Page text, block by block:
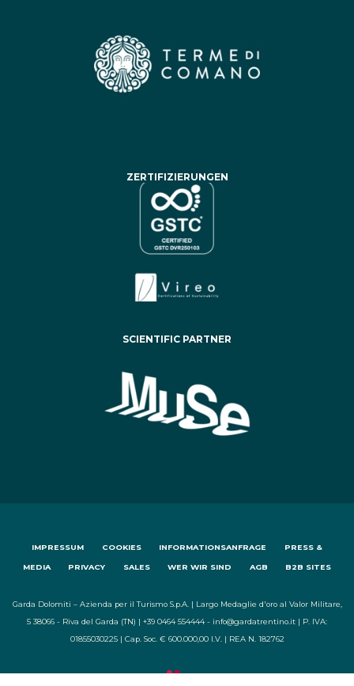
ZERTIFIZIERUNGEN
SCIENTIFIC PARTNER
IMPRESSUM COOKIES INFORMATIONSANFRAGE PRESS &
MEDIA PRIVACY SALES WER WIR SIND AGB B2B SITES
Garda Dolomiti – Azienda per il Turismo S.p.A. | Largo Medaglie d'oro al Valor Militare,
5 38066 - Riva del Garda (TN) | +39 0464 554444 - info@gardatrentino.it | P. IVA:
01855030225 | Cap. Soc. € 600.000,00 I.V. | REA N. 182762